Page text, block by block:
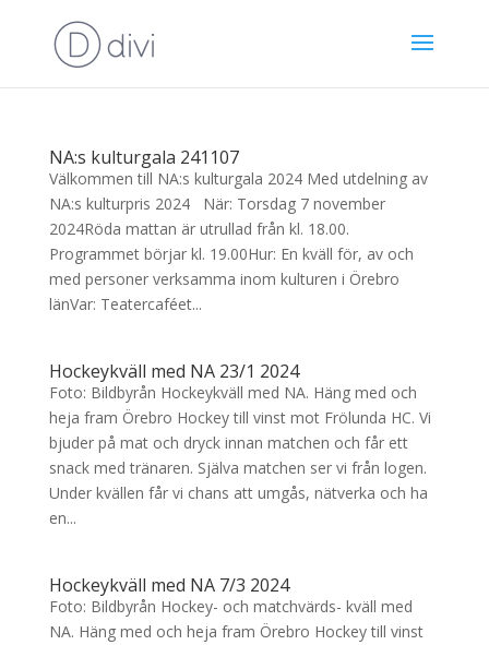
NA:s kulturgala 241107
Välkommen till NA:s kulturgala 2024 Med utdelning av
NA:s kulturpris 2024 När: Torsdag 7 november
2024Röda mattan är utrullad från kl. 18.00.
Programmet börjar kl. 19.00Hur: En kväll för, av och
med personer verksamma inom kulturen i Örebro
länVar: Teatercaféet...
Hockeykväll med NA 23/1 2024
Foto: Bildbyrån Hockeykväll med NA. Häng med och
heja fram Örebro Hockey till vinst mot Frölunda HC. Vi
bjuder på mat och dryck innan matchen och får ett
snack med tränaren. Själva matchen ser vi från logen.
Under kvällen får vi chans att umgås, nätverka och ha
en...
Hockeykväll med NA 7/3 2024
Foto: Bildbyrån Hockey- och matchvärds- kväll med
NA. Häng med och heja fram Örebro Hockey till vinst